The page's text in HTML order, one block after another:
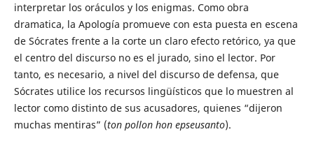
interpretar los oráculos y los enigmas. Como obra
dramatica, la Apología promueve con esta puesta en escena
de Sócrates frente a la corte un claro efecto retórico, ya que
el centro del discurso no es el jurado, sino el lector. Por
tanto, es necesario, a nivel del discurso de defensa, que
Sócrates utilice los recursos lingüísticos que lo muestren al
lector como distinto de sus acusadores, quienes “dijeron
muchas mentiras” (ton pollon hon epseusanto).